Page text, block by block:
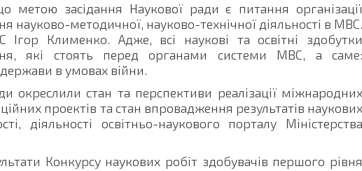
метою засідання Наукової ради є питання організації
науково-методичної, науково-технічної діяльності в МВС.
Клименко. Адже, всі наукові та освітні здобутки
які стоять перед органами системи МВС, а саме:
в умовах війни.
окреслили стан та перспективи реалізації міжнародних
проектів та стан впровадження результатів наукових
діяльності освітньо-наукового порталу Міністерства
Конкурсу наукових робіт здобувачів першого рівня